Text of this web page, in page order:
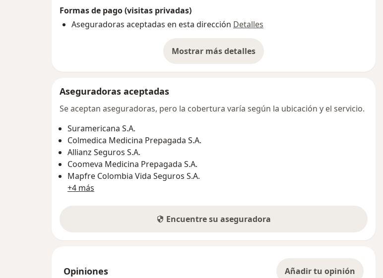
Formas de pago (visitas privadas)
Aseguradoras aceptadas en esta dirección Detalles
Mostrar más detalles
sobre la dirección
Aseguradoras aceptadas
Se aceptan aseguradoras, pero la cobertura varía según la ubicación y el servicio.
Suramericana S.A.
Colmedica Medicina Prepagada S.A.
Allianz Seguros S.A.
Coomeva Medicina Prepagada S.A.
Mapfre Colombia Vida Seguros S.A.
+4 más
Encuentre su aseguradora
Opiniones Añadir tu opinión